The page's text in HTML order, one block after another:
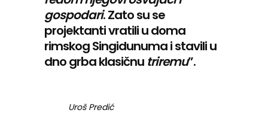
gospodari. Zato su se
projektanti vratili u doma
rimskog Singidunuma i stavili u
dno grba klasičnu triremu”.
Uroš Predić